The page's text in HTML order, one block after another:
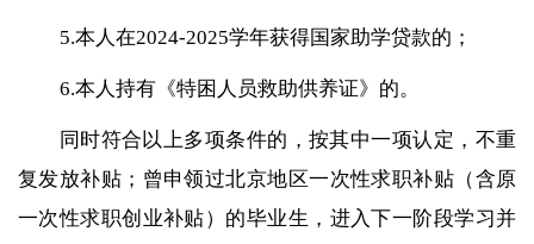
5.本人在2024-2025学年获得国家助学贷款的；
6.本人持有《特困人员救助供养证》的。
同时符合以上多项条件的，按其中一项认定，不重
复发放补贴；曾申领过北京地区一次性求职补贴（含原
一次性求职创业补贴）的毕业生，进入下一阶段学习并